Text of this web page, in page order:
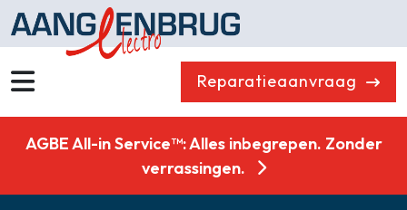
Reparatieaanvraag
Koelen & Vriezen
Koken
Koffiemachines
AGBE All-in Service™: Alles inbegrepen. Zonder
verrassingen.